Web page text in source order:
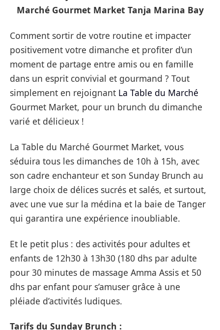
Marché Gourmet Market Tanja Marina Bay
Comment sortir de votre routine et impacter
positivement votre dimanche et profiter d’un
moment de partage entre amis ou en famille
dans un esprit convivial et gourmand ? Tout
simplement en rejoignant La Table du Marché
Gourmet Market, pour un brunch du dimanche
varié et délicieux !
La Table du Marché Gourmet Market, vous
séduira tous les dimanches de 10h à 15h, avec
son cadre enchanteur et son Sunday Brunch au
large choix de délices sucrés et salés, et surtout,
avec une vue sur la médina et la baie de Tanger
qui garantira une expérience inoubliable.
Et le petit plus : des activités pour adultes et
enfants de 12h30 à 13h30 (180 dhs par adulte
pour 30 minutes de massage Amma Assis et 50
dhs par enfant pour s’amuser grâce à une
pléiade d’activités ludiques.
Tarifs du Sunday Brunch :